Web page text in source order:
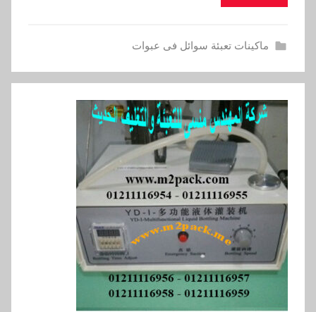
ماكينات تعبئة سوائل فى عبوات